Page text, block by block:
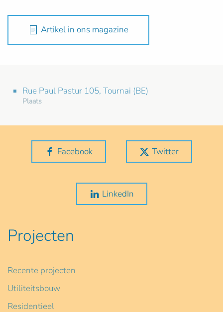
Artikel in ons magazine
Rue Paul Pastur 105, Tournai (BE)
Plaats
Facebook Twitter
LinkedIn
Projecten
Recente projecten
Utiliteitsbouw
Residentieel